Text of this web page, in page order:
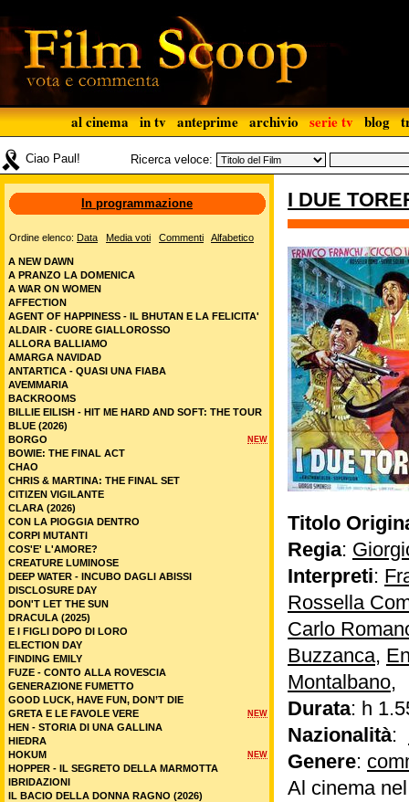
al cinema in tv anteprime archivio serie tv blog
Ciao Paul! Ricerca veloce:
I DUE
Titolo
Regia:
Interpreti:
Rossella
Carlo
Buzzanca,
Montalbano,
Durata: h
Nazionalità:
Genere:
Al cinema
In programmazione
Ordine elenco: Data Media voti Commenti Alfabetico
A NEW DAWN
A PRANZO LA DOMENICA
A WAR ON WOMEN
AFFECTION
AGENT OF HAPPINESS - IL BHUTAN E LA FELICITA'
ALDAIR - CUORE GIALLOROSSO
ALLORA BALLIAMO
AMARGA NAVIDAD
ANTARTICA - QUASI UNA FIABA
AVEMMARIA
BACKROOMS
BILLIE EILISH - HIT ME HARD AND SOFT: THE TOUR
BLUE (2026)
NEW
BORGO
BOWIE: THE FINAL ACT
CHAO
CHRIS & MARTINA: THE FINAL SET
CITIZEN VIGILANTE
CLARA (2026)
CON LA PIOGGIA DENTRO
CORPI MUTANTI
COS'E' L'AMORE?
CREATURE LUMINOSE
DEEP WATER - INCUBO DAGLI ABISSI
DISCLOSURE DAY
DON'T LET THE SUN
DRACULA (2025)
E I FIGLI DOPO DI LORO
ELECTION DAY
FINDING EMILY
FUZE - CONTO ALLA ROVESCIA
GENERAZIONE FUMETTO
GOOD LUCK, HAVE FUN, DON’T DIE
NEW
GRETA E LE FAVOLE VERE
HEN - STORIA DI UNA GALLINA
HIEDRA
NEW
HOKUM
HOPPER - IL SEGRETO DELLA MARMOTTA
IBRIDAZIONI
IL BACIO DELLA DONNA RAGNO (2026)